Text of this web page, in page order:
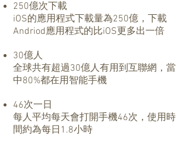
250億次下載
iOS的應用程式下載量為250億，下載
Andriod應用程式的比iOS更多出一倍
30億人
全球共有超過30億人有用到互聯網，當
中80%都在用智能手機
46次一日
每人平均每天會打開手機46次，使用時
間約為每日1.8小時